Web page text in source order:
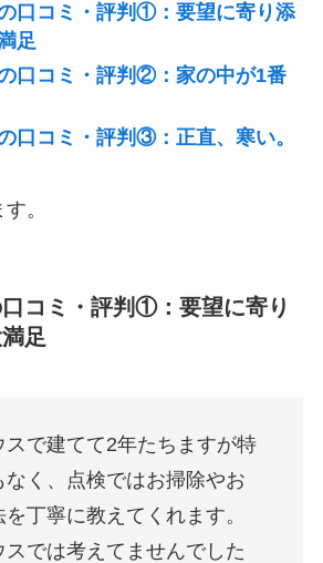
口コミ・評判①：要望に寄り添
足
口コミ・評判②：家の中が1番
口コミ・評判③：正直、寒い。
。
コミ・評判①：要望に寄り
足
スで建てて2年たちますが特
なく、点検ではお掃除やお
丁寧に教えてくれます。
スでは考えてませんでした